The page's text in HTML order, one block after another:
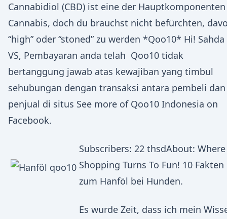
Cannabidiol (CBD) ist eine der
Cannabis, doch du brauchst nicht befürchten,
“high” oder “stoned” zu werden *Qoo10* Hi! Sahda
VS, Pembayaran anda telah Qoo10 tidak
bertanggung jawab atas kewajiban yang timbul
sehubungan dengan transaksi antara pembeli dan
penjual di situs See more of Qoo10 Indonesia on
Facebook.
Subscribers: 22 thsdAbout: Where
Shopping Turns To Fun! 10 Fakten
zum Hanföl bei Hunden.
Es wurde Zeit, dass ich mein